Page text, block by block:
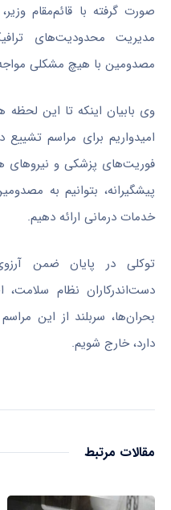
صورت گرفته با قائم‌مقام
مدیریت محدودیت‌های
مصدومین با هیچ مشکلی
وی بابیان اینکه تا این
امیدواریم برای مراسم
فوریت‌های پزشکی و نیروهای
پیشگیرانه، بتوانیم به
خدمات درمانی ارائه دهیم.
توکلی در پایان ضمن
دست‌اندرکاران نظام سلامت،
بحران‌ها، سربلند از این
دارد، خارج شویم.
مقالات مرتبط